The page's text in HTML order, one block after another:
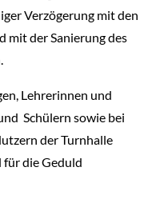
Verzögerung mit den
mit der Sanierung des
Lehrerinnen und
Schülern sowie bei
der Turnhalle
für die Geduld